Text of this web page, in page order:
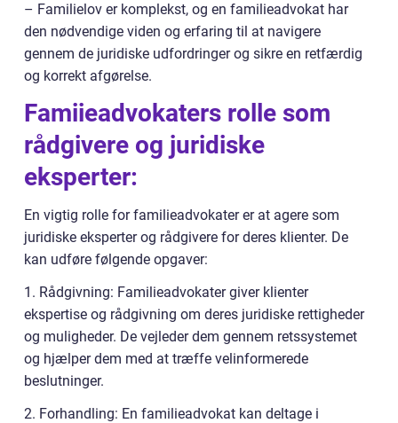
– Familielov er komplekst, og en familieadvokat har
den nødvendige viden og erfaring til at navigere
gennem de juridiske udfordringer og sikre en retfærdig
og korrekt afgørelse.
Famiieadvokaters rolle som
rådgivere og juridiske
eksperter:
En vigtig rolle for familieadvokater er at agere som
juridiske eksperter og rådgivere for deres klienter. De
kan udføre følgende opgaver:
1. Rådgivning: Familieadvokater giver klienter
ekspertise og rådgivning om deres juridiske rettigheder
og muligheder. De vejleder dem gennem retssystemet
og hjælper dem med at træffe velinformerede
beslutninger.
2. Forhandling: En familieadvokat kan deltage i